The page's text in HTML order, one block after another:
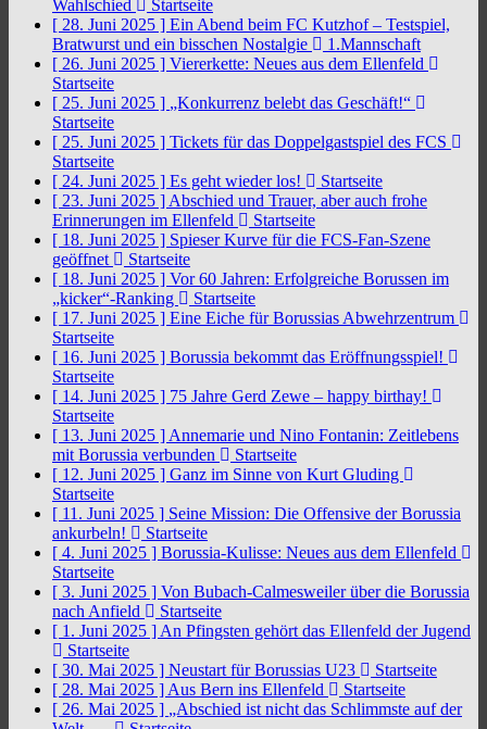
Wahlschied
Startseite
[ 28. Juni 2025 ] Ein Abend beim FC Kutzhof – Testspiel,
Bratwurst und ein bisschen Nostalgie
1.Mannschaft
[ 26. Juni 2025 ] Viererkette: Neues aus dem Ellenfeld
Startseite
[ 25. Juni 2025 ] „Konkurrenz belebt das Geschäft!“
Startseite
[ 25. Juni 2025 ] Tickets für das Doppelgastspiel des FCS
Startseite
[ 24. Juni 2025 ] Es geht wieder los!
Startseite
[ 23. Juni 2025 ] Abschied und Trauer, aber auch frohe
Erinnerungen im Ellenfeld
Startseite
[ 18. Juni 2025 ] Spieser Kurve für die FCS-Fan-Szene
geöffnet
Startseite
[ 18. Juni 2025 ] Vor 60 Jahren: Erfolgreiche Borussen im
„kicker“-Ranking
Startseite
[ 17. Juni 2025 ] Eine Eiche für Borussias Abwehrzentrum
Startseite
[ 16. Juni 2025 ] Borussia bekommt das Eröffnungsspiel!
Startseite
[ 14. Juni 2025 ] 75 Jahre Gerd Zewe – happy birthay!
Startseite
[ 13. Juni 2025 ] Annemarie und Nino Fontanin: Zeitlebens
mit Borussia verbunden
Startseite
[ 12. Juni 2025 ] Ganz im Sinne von Kurt Gluding
Startseite
[ 11. Juni 2025 ] Seine Mission: Die Offensive der Borussia
ankurbeln!
Startseite
[ 4. Juni 2025 ] Borussia-Kulisse: Neues aus dem Ellenfeld
Startseite
[ 3. Juni 2025 ] Von Bubach-Calmesweiler über die Borussia
nach Anfield
Startseite
[ 1. Juni 2025 ] An Pfingsten gehört das Ellenfeld der Jugend
Startseite
[ 30. Mai 2025 ] Neustart für Borussias U23
Startseite
[ 28. Mai 2025 ] Aus Bern ins Ellenfeld
Startseite
[ 26. Mai 2025 ] „Abschied ist nicht das Schlimmste auf der